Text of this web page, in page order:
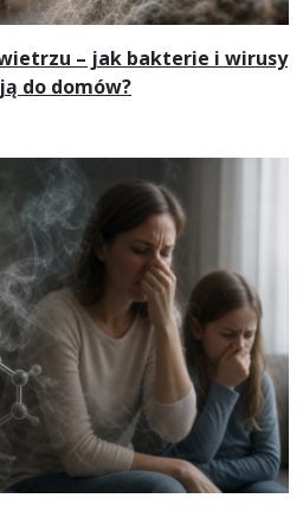
– jak bakterie i wirusy
do domów?